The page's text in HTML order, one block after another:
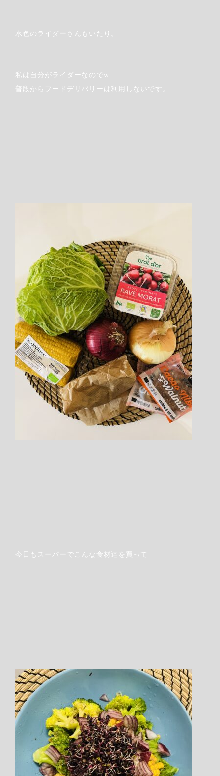
希望の支払い方法を指定します
水色のライダーさんもいたり。
私は自分がライダーなのでw
普段からフードデリバリーは利用しないです。
今日もスーパーでこんな食材達を買って